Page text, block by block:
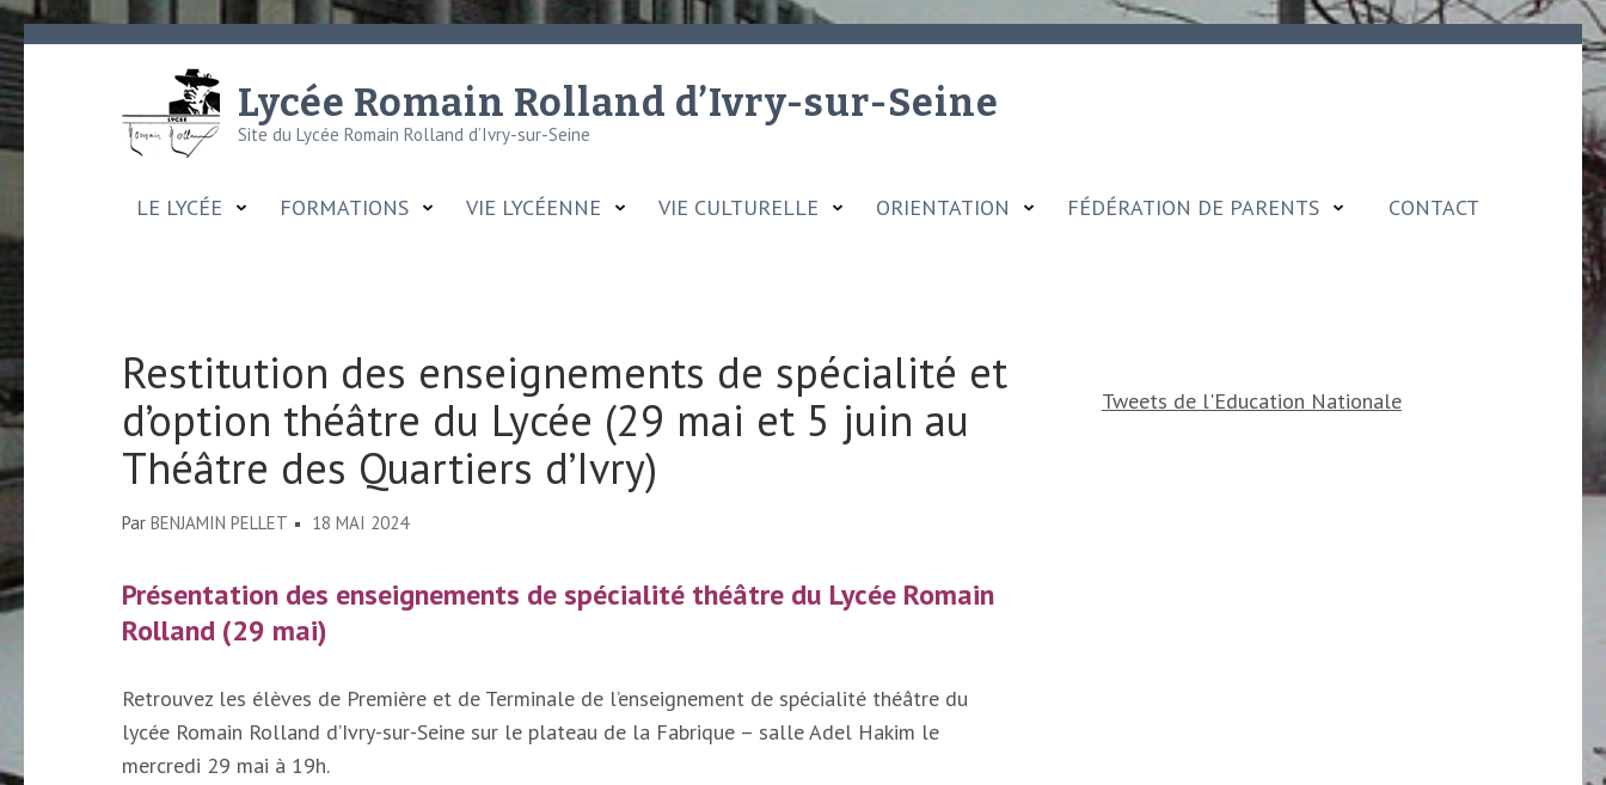
Aller
contenu
(Pressez
Lycée Romain Rolland d’Ivry-sur-Seine
Site du Lycée Romain Rolland d’Ivry-sur-Seine
LE LYCÉE FORMATIONS VIE LYCÉENNE VIE CULTURELLE ORIENTATION FÉDÉRATION DE PARENTS CONTACT
Restitution des enseignements de spécialité et
d’option théâtre du Lycée (29 mai et 5 juin au
Théâtre des Quartiers d’Ivry)
Par BENJAMIN PELLET 18 MAI 2024
Présentation des enseignements de spécialité théâtre du Lycée Romain
Rolland (29 mai)
Retrouvez les élèves de Première et de Terminale de l’enseignement de spécialité théâtre du
lycée Romain Rolland d’Ivry-sur-Seine sur le plateau de la Fabrique – salle Adel Hakim le
mercredi 29 mai à 19h.
Tweets de l'Education Nationale